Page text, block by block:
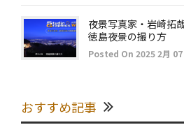
夜景写真家・岩崎拓
徳島夜景の撮り方
Posted On 2025 2月 07
おすすめ記事